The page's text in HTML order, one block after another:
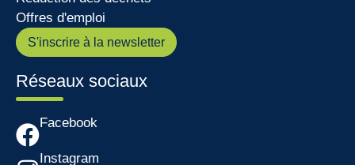
Commande de composteur
Réduction des déchets
Offres d'emploi
S'inscrire à la newsletter
Réseaux sociaux
Facebook